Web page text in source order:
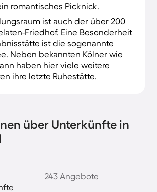
romantisches Picknick.
ist auch der über 200
Friedhof. Eine Besonderheit
ist die sogenannte
Neben bekannten Kölner wie
haben hier viele weitere
ihre letzte Ruhestätte.
über Unterkünfte in
243 Angebote